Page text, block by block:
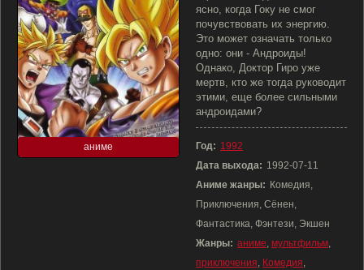
аниме
ясно, когда Гоку не смог
почувствовать их энергию.
Это может означать только
одно: они - Андроиды!
Однако, Доктор Гиро уже
мертв, кто же тогда руководит
этими, еще более сильными
андроидами?
Год: 1992
Дата выхода: 1992-07-11
Аниме жанры: Комедия,
Приключения, Сёнен,
Фантастика, Фэнтези, Экшен
Жанры: аниме, мультфильм,
приключения, Комедия,